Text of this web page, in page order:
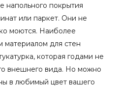
напольного покрытия
или паркет. Они не
моются. Наиболее
материалом для стен
которая годами не
внешнего вида. Но можно
в любимый цвет вашего